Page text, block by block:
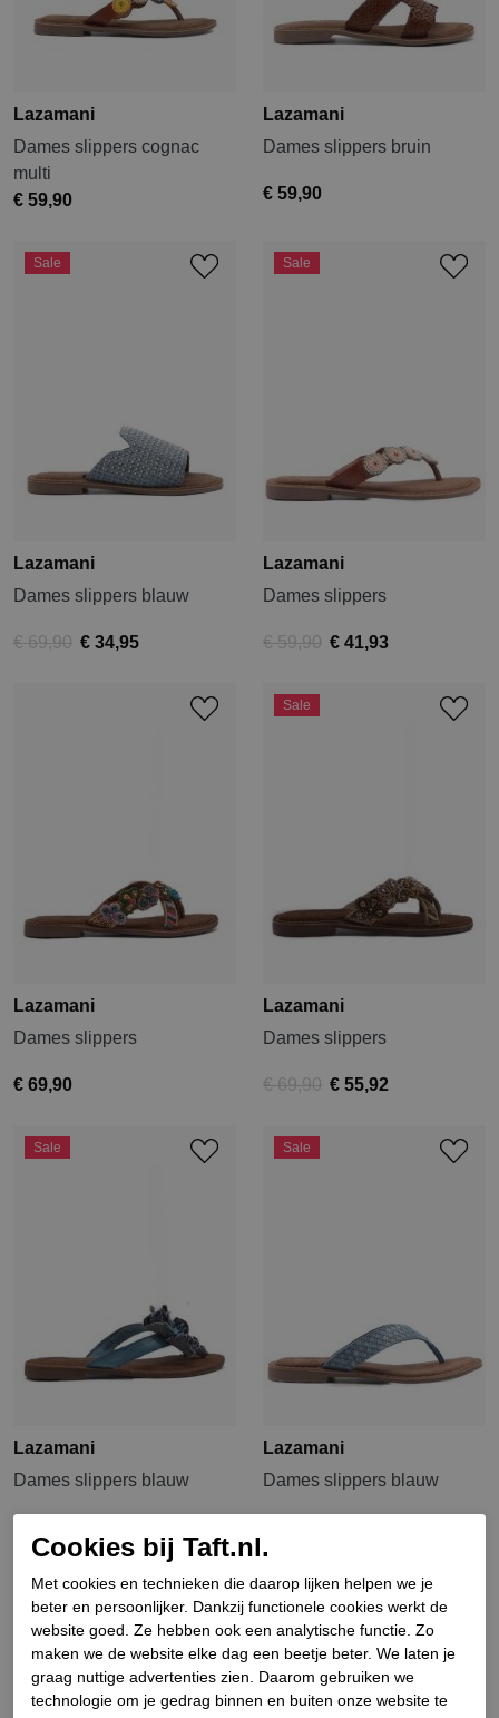
Lazamani
Dames slippers cognac
multi
€ 59,90
Lazamani
Dames slippers bruin
€ 59,90
Sale
Lazamani
Dames slippers blauw
€ 69,90 € 34,95
Sale
Lazamani
Dames slippers
€ 59,90 € 41,93
Lazamani
Dames slippers
€ 69,90
Sale
Lazamani
Dames slippers
€ 69,90 € 55,92
Sale
Lazamani
Dames slippers blauw
Sale
Lazamani
Dames slippers blauw
Sale Sale
Cookies bij Taft.nl.
Met cookies en technieken die daarop lijken helpen we je
beter en persoonlijker. Dankzij functionele cookies werkt de
website goed. Ze hebben ook een analytische functie. Zo
maken we de website elke dag een beetje beter. We laten je
graag nuttige advertenties zien. Daarom gebruiken we
technologie om je gedrag binnen en buiten onze website te